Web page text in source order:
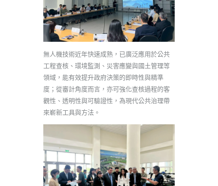
無人機技術近年快速成熟，已廣泛應用於公共
工程查核、環境監測、災害應變與國土管理等
領域，能有效提升政府決策的即時性與精準
度；從審計角度而言，亦可強化查核過程的客
觀性、透明性與可驗證性，為現代公共治理帶
來嶄新工具與方法。